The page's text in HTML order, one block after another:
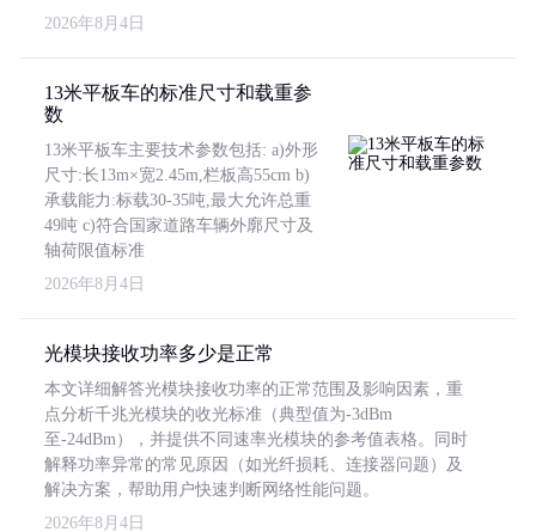
2026年8月4日
13米平板车的标准尺寸和载重参
数
13米平板车主要技术参数包括: a)外形
尺寸:长13m×宽2.45m,栏板高55cm b)
承载能力:标载30-35吨,最大允许总重
49吨 c)符合国家道路车辆外廓尺寸及
轴荷限值标准
2026年8月4日
光模块接收功率多少是正常
本文详细解答光模块接收功率的正常范围及影响因素，重
点分析千兆光模块的收光标准（典型值为-3dBm
至-24dBm），并提供不同速率光模块的参考值表格。同时
解释功率异常的常见原因（如光纤损耗、连接器问题）及
解决方案，帮助用户快速判断网络性能问题。
2026年8月4日